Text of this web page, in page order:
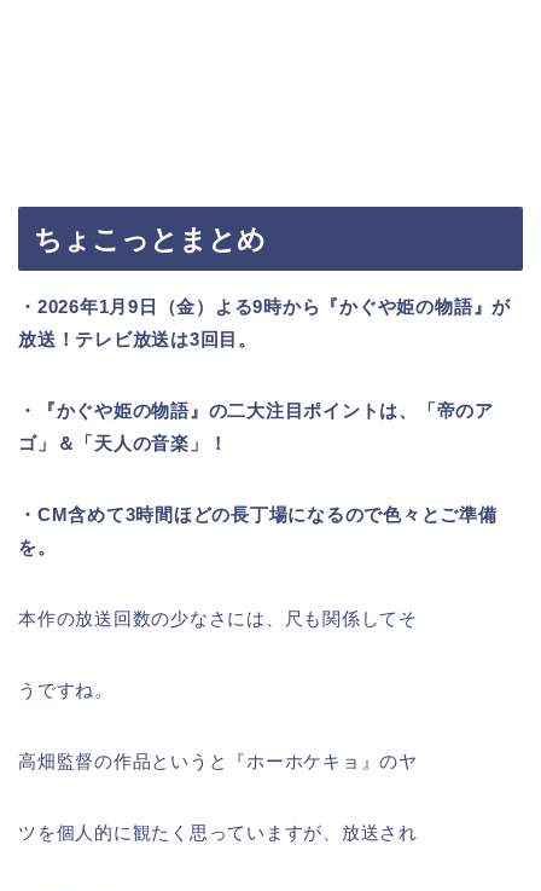
ちょこっとまとめ
・2026年1月9日（金）よる9時から『かぐや姫の物語』が
放送！テレビ放送は3回目。
・『かぐや姫の物語』の二大注目ポイントは、「帝のア
ゴ」＆「天 人の音楽」！
・CM含めて3時間ほどの長丁場になるので色々とご準備
を。
本作の放送回数の少なさには、尺も関係してそ
うですね。
高畑監督の作品というと『ホーホケキョ』のヤ
ツを個人的に観たく思っていますが、放送され